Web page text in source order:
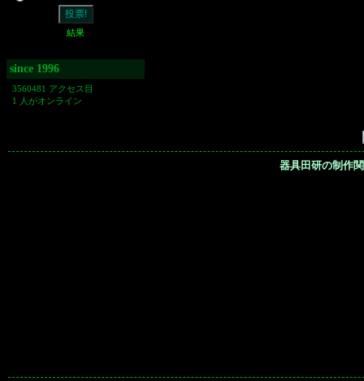
結果
since 1996
3560481 アクセス目
1 人がオンライン
器具田研の制作